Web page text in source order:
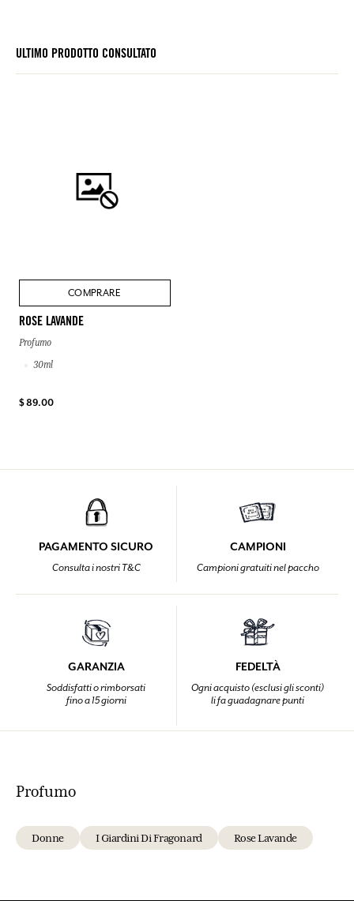
ULTIMO PRODOTTO CONSULTATO
COMPRARE
ROSE LAVANDE
Profumo
30ml
$ 89.00
PAGAMENTO SICURO
Consulta i nostri T&C
CAMPIONI
Campioni gratuiti nel paccho
GARANZIA
Soddisfatti o rimborsati
fino a 15 giorni
FEDELTÀ
Ogni acquisto (esclusi gli sconti)
li fa guadagnare punti
Profumo
Donne I Giardini Di Fragonard Rose Lavande